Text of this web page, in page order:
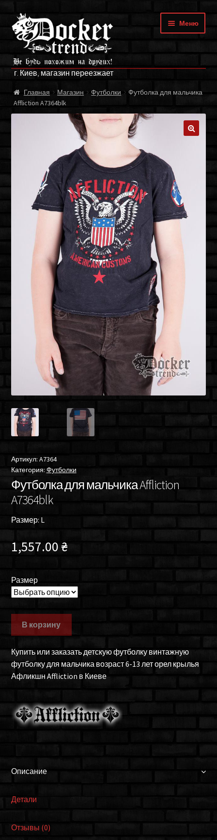
Перейти
к
навигации
Перейти
к
содержимому
г. Киев, магазин переезжает
Меню
ГЛАВНАЯ
МАГАЗИН
БРЕНДЫ
ОПЛАТА И ДОСТАВКА
ФРАНЧАЙЗИНГ
МОЙ АККАУНТ
Главная Магазин Футболки
Футболка для мальчика
Affliction A7364blk
Артикул: A7364
Категория: Футболки
Футболка для мальчика Affliction
A7364blk
Размер: L
1,557.00 ₴
Размер
В корзину
Купить или заказать детскую футболку винтажную
футболку для мальчика возраст 6-13 лет орел крылья
Афликшн Affliction в Киеве
Описание
Детали
Отзывы (0)